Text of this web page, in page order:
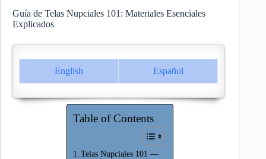
Guía de Telas Nupciales 101: Materiales Esenciales
Explicados
English Español
Table of Contents
Telas Nupciales 101 —